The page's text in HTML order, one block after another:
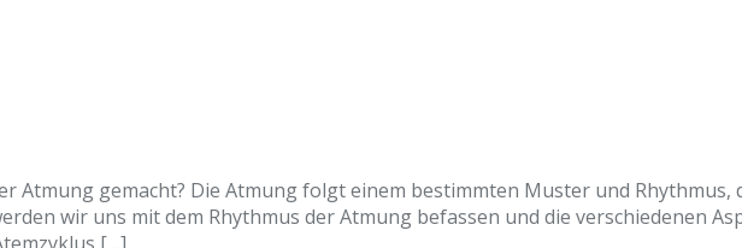
Atmung gemacht? Die Atmung folgt einem bestimmten Muster und
wir uns mit dem Rhythmus der Atmung befassen und die verschiedenen